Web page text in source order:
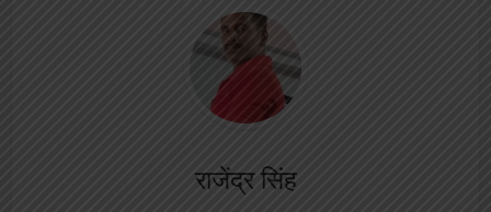
राजेंद्र सिंह